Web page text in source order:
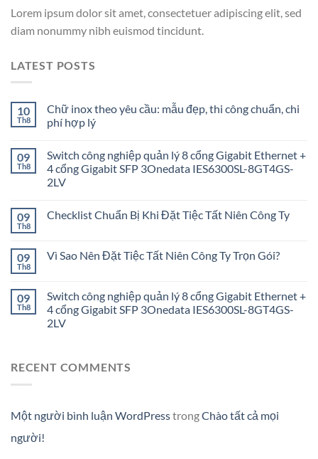
Lorem ipsum dolor sit amet, consectetuer adipiscing elit, sed
diam nonummy nibh euismod tincidunt.
LATEST POSTS
10
Th8
Chữ inox theo yêu cầu: mẫu đẹp, thi công chuẩn, chi
phí hợp lý
09
Th8
Switch công nghiệp quản lý 8 cổng Gigabit Ethernet +
4 cổng Gigabit SFP 3Onedata IES6300SL-8GT4GS-
2LV
09
Th8
Checklist Chuẩn Bị Khi Đặt Tiệc Tất Niên Công Ty
09
Th8
Vì Sao Nên Đặt Tiệc Tất Niên Công Ty Trọn Gói?
09
Th8
Switch công nghiệp quản lý 8 cổng Gigabit Ethernet +
4 cổng Gigabit SFP 3Onedata IES6300SL-8GT4GS-
2LV
RECENT COMMENTS
Một người bình luận WordPresstrongChào tất cả mọi
người!